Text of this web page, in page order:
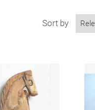
Sort by